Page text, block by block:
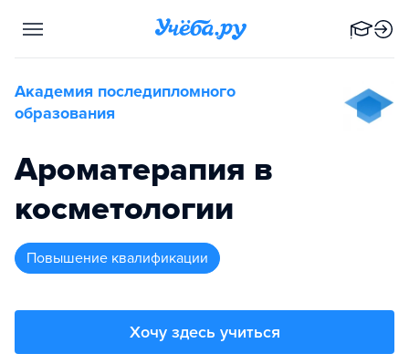
Академия последипломного
образования
Ароматерапия в
косметологии
повышение квалификации
Хочу здесь учиться